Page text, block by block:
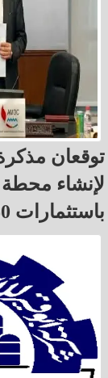
لإنشاء
باستثمارات 50 مليون دولار